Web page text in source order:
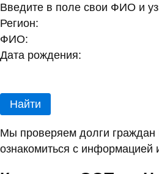
Введите в поле свои ФИО и
Регион:
ФИО:
Дата рождения:
Найти
Мы проверяем долги граждан
ознакомиться с информацией